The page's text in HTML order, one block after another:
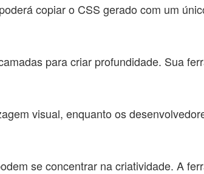
copiar o CSS gerado com um
para criar profundidade. Sua
visual, enquanto os
se concentrar na criatividade. A